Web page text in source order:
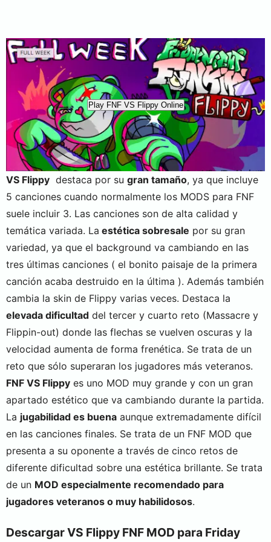
Play FNF VS Flippy Online
VS Flippy destaca por su gran tamaño, ya que incluye
5 canciones cuando normalmente los MODS para FNF
suele incluir 3. Las canciones son de alta calidad y
temática variada. La estética sobresale por su gran
variedad, ya que el background va cambiando en las
tres últimas canciones ( el bonito paisaje de la primera
canción acaba destruido en la última ). Además también
cambia la skin de Flippy varias veces. Destaca la
elevada dificultad del tercer y cuarto reto (Massacre y
Flippin-out) donde las flechas se vuelven oscuras y la
velocidad aumenta de forma frenética. Se trata de un
reto que sólo superaran los jugadores más veteranos.
FNF VS Flippy es uno MOD muy grande y con un gran
apartado estético que va cambiando durante la partida.
La jugabilidad es buena aunque extremadamente difícil
en las canciones finales. Se trata de un FNF MOD que
presenta a su oponente a través de cinco retos de
diferente dificultad sobre una estética brillante. Se trata
de un MOD especialmente recomendado para
jugadores veteranos o muy habilidosos.
Descargar VS Flippy FNF MOD para Friday